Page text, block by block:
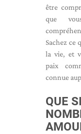
être
que
Sachez ce
la vie, et
paix
connue
QUE